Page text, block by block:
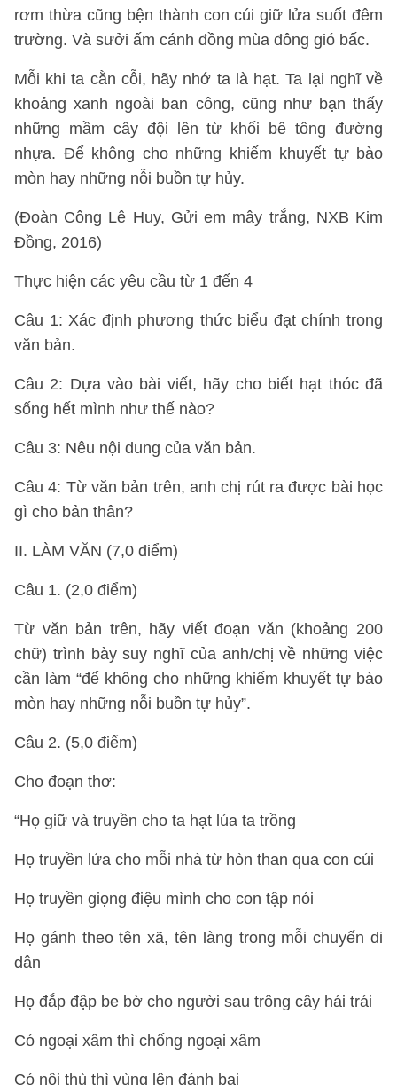
rơm thừa cũng bện thành con cúi giữ lửa suốt đêm
trường. Và sưởi ấm cánh đồng mùa đông gió bấc.
Mỗi khi ta cằn cỗi, hãy nhớ ta là hạt. Ta lại nghĩ về
khoảng xanh ngoài ban công, cũng như bạn thấy
những mầm cây đội lên từ khối bê tông đường
nhựa. Để không cho những khiếm khuyết tự bào
mòn hay những nỗi buồn tự hủy.
(Đoàn Công Lê Huy, Gửi em mây trắng, NXB Kim
Đồng, 2016)
Thực hiện các yêu cầu từ 1 đến 4
Câu 1: Xác định phương thức biểu đạt chính trong
văn bản.
Câu 2: Dựa vào bài viết, hãy cho biết hạt thóc đã
sống hết mình như thế nào?
Câu 3: Nêu nội dung của văn bản.
Câu 4: Từ văn bản trên, anh chị rút ra được bài học
gì cho bản thân?
II. LÀM VĂN (7,0 điểm)
Câu 1. (2,0 điểm)
Từ văn bản trên, hãy viết đoạn văn (khoảng 200
chữ) trình bày suy nghĩ của anh/chị về những việc
cần làm “để không cho những khiếm khuyết tự bào
mòn hay những nỗi buồn tự hủy”.
Câu 2. (5,0 điểm)
Cho đoạn thơ:
“Họ giữ và truyền cho ta hạt lúa ta trồng
Họ truyền lửa cho mỗi nhà từ hòn than qua con cúi
Họ truyền giọng điệu mình cho con tập nói
Họ gánh theo tên xã, tên làng trong mỗi chuyến di
dân
Họ đắp đập be bờ cho người sau trông cây hái trái
Có ngoại xâm thì chống ngoại xâm
Có nội thù thì vùng lên đánh bại